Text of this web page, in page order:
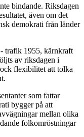
bindande. Riksdagen
även om det
demokrati från länder
trafik 1955, kärnkraft
av riksdagen i
flexibilitet att tolka
som fattar
bygger på att
mellan olika
folkomröstningar